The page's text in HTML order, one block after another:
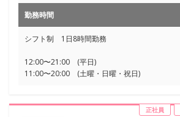
勤務時間
シフト制 1日8時間勤務
12:00〜21:00 (平日)
11:00〜20:00 (土曜・日曜・祝日)
正社員